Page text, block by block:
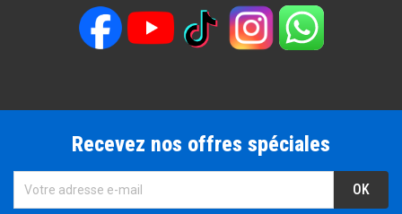
Recevez nos offres spéciales